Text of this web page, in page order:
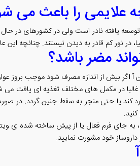
علایمی را باعث می
یافته نادر است ولی در کشورهای در
در نور کم قادر به دیدن نیستند. چنانچه
مضر باشد؟
اگر بیش از اندازه مصرف شود موجب بروز
در مکمل های مختلف تغذیه ای یافت
یا حتی منجر به سقط جنین گردد. در
جای فرم فعال یا از پیش ساخته شده ی
داروساز خود مشورت نمایید.